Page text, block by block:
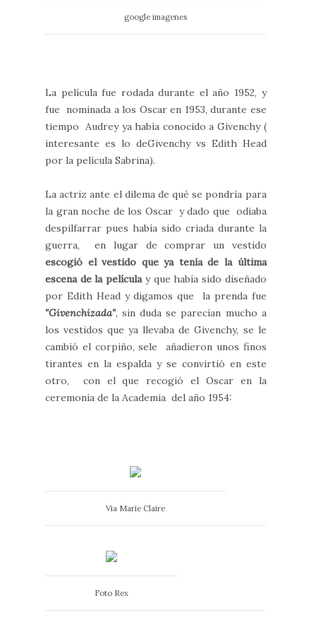
google imagenes
La película fue rodada durante el año 1952, y
fue nominada a los Oscar en 1953, durante ese
tiempo Audrey ya había conocido a Givenchy (
interesante es lo deGivenchy vs Edith Head
por la película Sabrina).
La actriz ante el dilema de qué se pondría para
la gran noche de los Oscar y dado que odiaba
despilfarrar pues había sido criada durante la
guerra, en lugar de comprar un vestido
escogió el vestido que ya tenía de la última
escena de la películay que había sido diseñado
por Edith Head y digamos que la prenda fue
"Givenchizada", sin duda se parecían mucho a
los vestidos que ya llevaba de Givenchy, se le
cambió el corpiño, sele añadieron unos finos
tirantes en la espalda y se convirtió en este
otro, con el que recogió el Oscar en la
ceremonia de la Academia del año 1954:
Via Marie Claire
Foto Rex